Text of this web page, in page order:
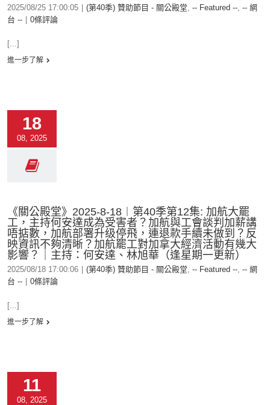
2025/08/25 17:00:05 (第40季) 贊助節目 - 關公殿堂, -- Featured --, -- 網
台 --
0條評論
[...]
進一步了解
18
08, 2025
《關公殿堂》2025-8-18︱第40季第12集: 加航大罷
工，主持何安達成為受害者？加航與工會談判加薪講
唔掂數，加航部署升级停飛，連退款手續未做到？反
映資訊不夠清晰？加航罷工對加拿大經濟活動有幾大
影響？｜主持：何安達、林旭華（逢星期一更新）
2025/08/18 17:00:06 (第40季) 贊助節目 - 關公殿堂, -- Featured --, -- 網
台 --
0條評論
[...]
進一步了解
11
08, 2025